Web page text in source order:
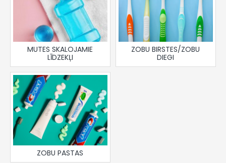
MUTES SKALOJAMIE
LĪDZEKĻI
ZOBU BIRSTES/ZOBU
DIEGI
ZOBU PASTAS